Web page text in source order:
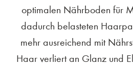
optimalen Nährboden für
dadurch belasteten
mehr ausreichend mit
Haar verliert an Glanz und